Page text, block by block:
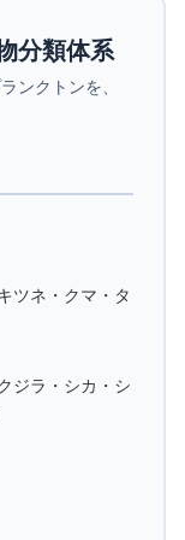
分類体系
ンクトンを、
ツネ・クマ・タ
ジラ・シカ・シ